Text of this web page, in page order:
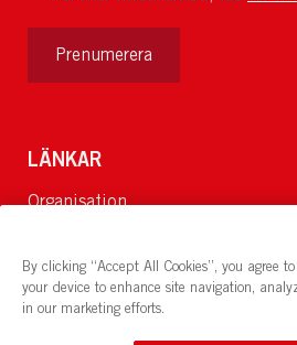
Prenumerera
LÄNKAR
Organisation
Lediga jobb
Nyheter och pressrum
Restaurang och konferens:
By clicking “Accept All Cookies”, you agree
your device to enhance site navigation,
in our marketing efforts.